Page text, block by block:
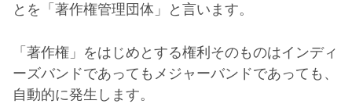
とを「著作権管理団体」と言います。
「著作権」をはじめとする権利そのものはインディ
ーズバンドであってもメジャーバンドであっても、
自動的に発生します。